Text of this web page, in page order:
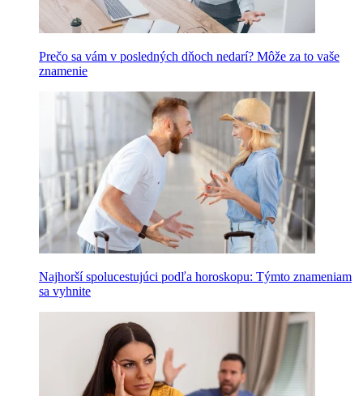
Prečo sa vám v posledných dňoch nedarí? Môže za to vaše
znamenie
Najhorší spolucestujúci podľa horoskopu: Týmto znameniam
sa vyhnite